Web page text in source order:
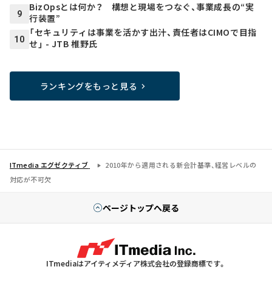
9
BizOpsとは何か？ 構想と現場をつなぐ、事業成長の“実
行装置”
10
「セキュリティは事業を活かす出汁、責任者はCIMOで目指
せ」 - JTB 椎野氏
ランキングをもっと見る
ITmedia エグゼクティブ
2010年から適用される新会計基準、経営レベルの
対応が不可欠
ページトップへ戻る
ITmediaはアイティメディア株式会社の登録商標です。